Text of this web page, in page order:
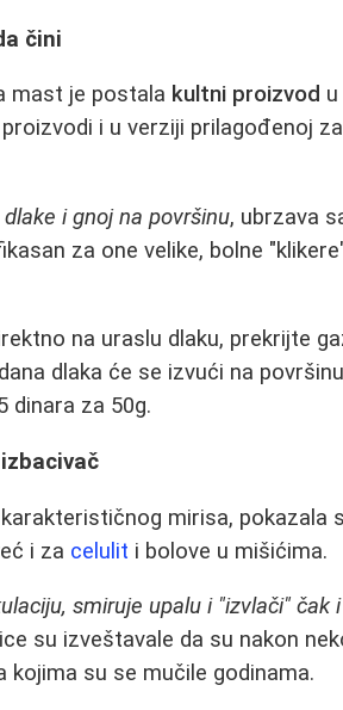
čini
mast je postala kultni proizvod
i u verziji prilagođenoj
i gnoj na površinu, ubrzava
za one velike, bolne
na uraslu dlaku, prekrijte
dlaka će se izvući na
dinara za 50g.
mirisa, pokazala
i za celulit i bolove u mišićima.
smiruje upalu i "izvlači" čak
su izveštavale da su nakon
kojima su se mučile godinama.